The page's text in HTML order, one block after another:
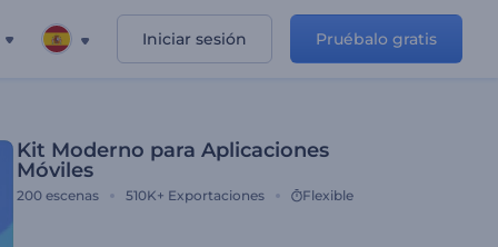
Iniciar sesión Pruébalo gratis
Kit Moderno para Aplicaciones
Móviles
200 escenas 510K+ Exportaciones Flexible